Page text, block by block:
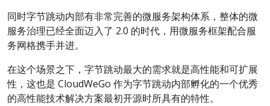
同时字节跳动内部有非常完善的微服务架构体系，整体的微
服务治理已经全面迈入了 2.0 的时代，用微服务框架配合服
务网格携手并进。
在这个场景之下，字节跳动最大的需求就是高性能和可扩展
性，这也是 CloudWeGo 作为字节跳动内部孵化的一个优秀
的高性能技术解决方案最初开源时所具有的特性。